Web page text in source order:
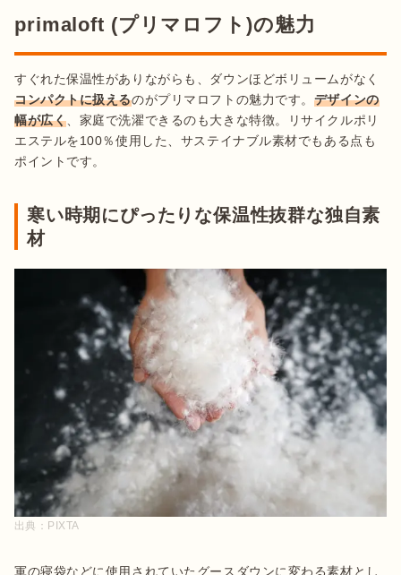
primaloft (プリマロフト)の魅力
すぐれた保温性がありながらも、ダウンほどボリュームがなく
コンパクトに扱えるのがプリマロフトの魅力です。 デザインの
幅が広く 、家庭で洗濯できるのも大きな特徴。リサイクルポリ
エステルを100％使用した、サステイナブル素材でもある点も
ポイントです。
寒い時期にぴったりな保温性抜群な独自素
材
出典： PIXTA
軍の寝袋などに使用されていたグースダウンに変わる素材とし